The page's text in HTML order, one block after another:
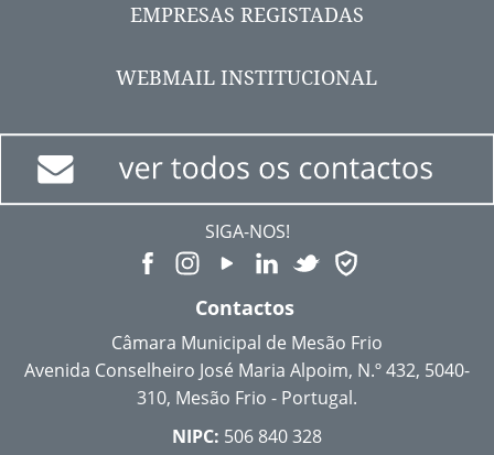
EMPRESAS REGISTADAS
WEBMAIL INSTITUCIONAL
SIGA-NOS!
Contactos
Câmara Municipal de Mesão Frio
Avenida Conselheiro José Maria Alpoim, N.º 432, 5040-
310, Mesão Frio - Portugal.
NIPC: 506 840 328